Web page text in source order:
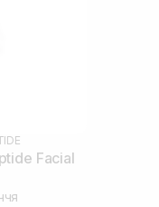
Facial